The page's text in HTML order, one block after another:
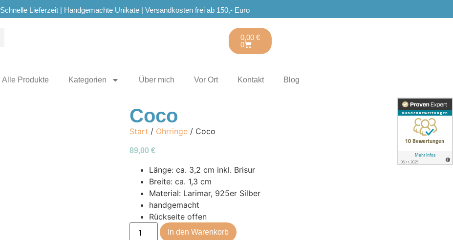
Schnelle Lieferzeit | Handgemachte Unikate | Versandkosten frei ab 150,- Euro
0,00€
0
Alle Produkte Kategorien Über mich Vor Ort Kontakt Blog
Coco
Start / Ohrringe / Coco
89,00 €
Länge: ca. 3,2 cm inkl. Brisur
Breite: ca. 1,3 cm
Material: Larimar, 925er Silber
handgemacht
Rückseite offen
In den Warenkorb